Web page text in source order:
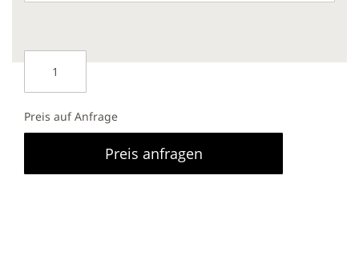
Preis auf Anfrage
Preis anfragen